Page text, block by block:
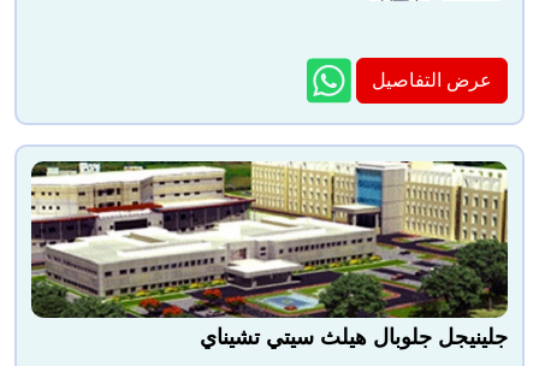
عرض التفاصيل
جلينيجل جلوبال هيلث سيتي تشيناي